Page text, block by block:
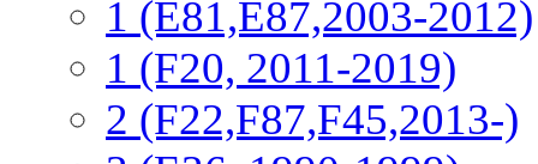
1 (E81,E87,2003-2012)
1 (F20, 2011-2019)
2 (F22,F87,F45,2013-)